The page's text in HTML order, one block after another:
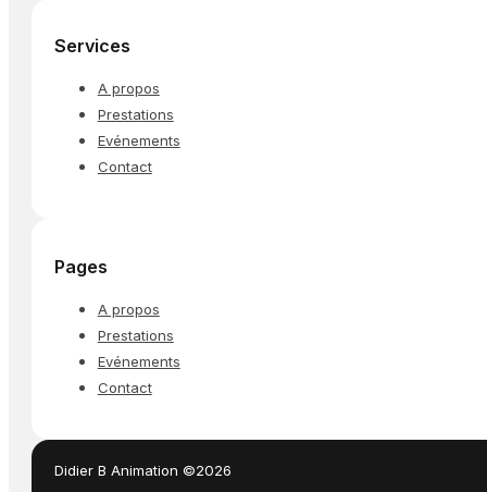
Services
A propos
Prestations
Evénements
Contact
Pages
A propos
Prestations
Evénements
Contact
Didier B Animation ©2026